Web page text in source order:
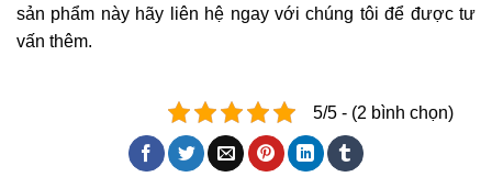
sản phẩm này hãy liên hệ ngay với chúng tôi để được tư
vấn thêm.
5/5 - (2 bình chọn)